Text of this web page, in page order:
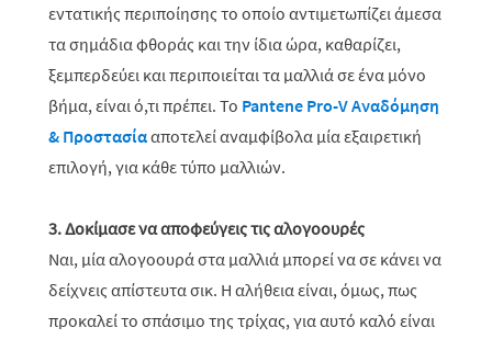
εντατικής περιποίησης το οποίο αντιμετωπίζει άμεσα
τα σημάδια φθοράς και την ίδια ώρα, καθαρίζει,
ξεμπερδεύει και περιποιείται τα μαλλιά σε ένα μόνο
βήμα, είναι ό,τι πρέπει. Το Pantene Pro-V Αναδόμηση
& Προστασίααποτελεί αναμφίβολα μία εξαιρετική
επιλογή, για κάθε τύπο μαλλιών.
3. Δοκίμασε να αποφεύγεις τις αλογοουρές
Ναι, μία αλογοουρά στα μαλλιά μπορεί να σε κάνει να
δείχνεις απίστευτα σικ. Η αλήθεια είναι, όμως, πως
προκαλεί το σπάσιμο της τρίχας, για αυτό καλό είναι